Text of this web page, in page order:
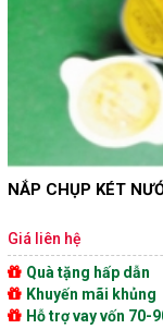
NẮP CHỤP KÉT
Giá liên hệ
Quà tặng hấp dẫn
Khuyến mãi khủng
Hỗ trợ vay vốn 70-